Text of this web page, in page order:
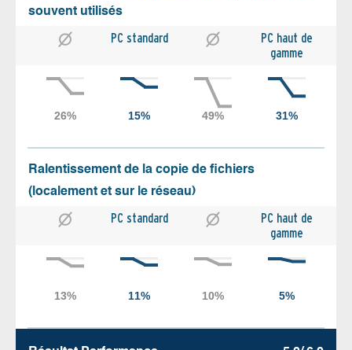
souvent utilisés
PC standard
PC haut de
gamme
Ralentissement de la copie de fichiers
(localement et sur le réseau)
PC standard
PC haut de
gamme